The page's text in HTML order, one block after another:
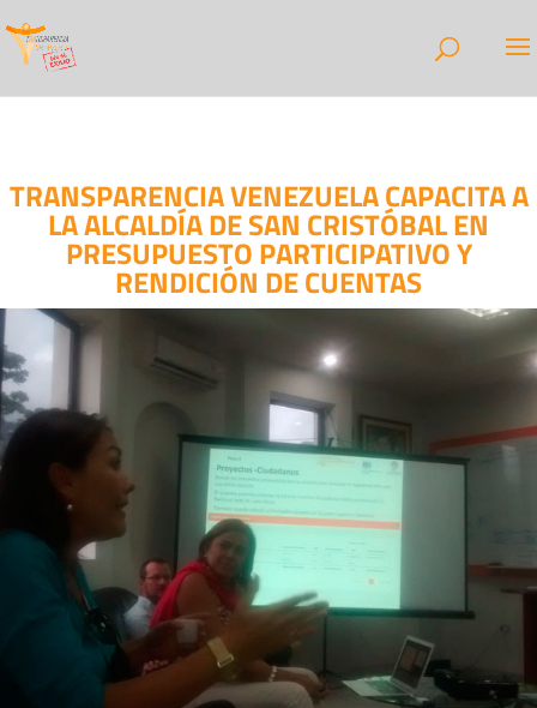
TRANSPARENCIA VENEZUELA CAPACITA A
LA ALCALDÍA DE SAN CRISTÓBAL EN
PRESUPUESTO PARTICIPATIVO Y
RENDICIÓN DE CUENTAS